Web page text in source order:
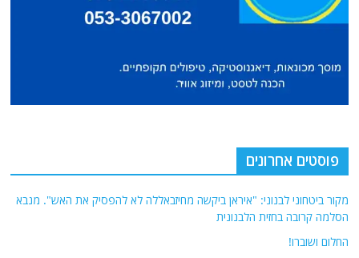
פוסטים אחרונים
מקור ביטחוני לבנוני: "איראן ביקשה מחיזבאללה לא להפסיק את האש". מנבא
הסלמה קרובה בחזית הלבנונית
החלום ושוברו!